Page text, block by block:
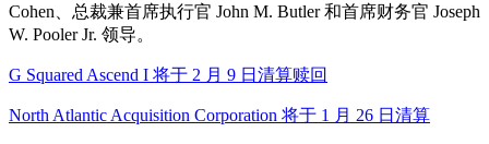
Cohen、总裁兼首席执行官 John M. Butler 和首席财务官 Joseph
W. Pooler Jr. 领导。
G Squared Ascend I 将于 2 月 9 日清算赎回
North Atlantic Acquisition Corporation 将于 1 月 26 日清算